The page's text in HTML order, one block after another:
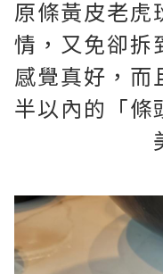
原條黃皮老虎
情，又免卻拆
感覺真好，而
半以內的「條